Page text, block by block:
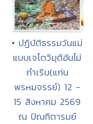
• ปฏิบัติธรรมวันแม่
แบบเจโตวิมุติอันไม่
กำเริบ(แก่น
พรหมจรรย์) 12 -
15 สิงหาคม 2569
ณ ปัณฑิตารมย์